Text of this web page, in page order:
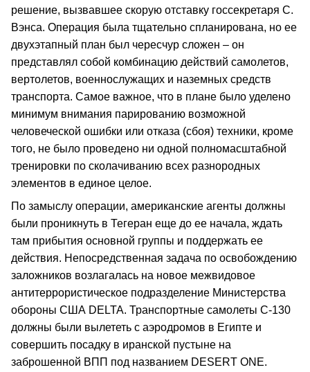
решение, вызвавшее скорую отставку госсекретаря С.
Вэнса. Операция была тщательно спланирована, но ее
двухэтапный план был чересчур сложен – он
представлял собой комбинацию действий самолетов,
вертолетов, военнослужащих и наземных средств
транспорта. Самое важное, что в плане было уделено
минимум внимания парированию возможной
человеческой ошибки или отказа (сбоя) техники, кроме
того, не было проведено ни одной полномасштабной
тренировки по сколачиванию всех разнородных
элементов в единое целое.
По замыслу операции, американские агенты должны
были проникнуть в Тегеран еще до ее начала, ждать
там прибытия основной группы и поддержать ее
действия. Непосредственная задача по освобождению
заложников возлагалась на новое межвидовое
антитеррористическое подразделение Министерства
обороны США DELTA. Транспортные самолеты С-130
должны были вылететь с аэродромов в Египте и
совершить посадку в иранской пустыне на
заброшенной ВПП под названием DESERT ONE.